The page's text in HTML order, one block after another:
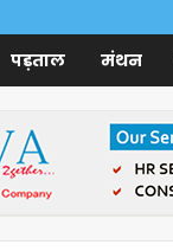
पड़ताल मंथन